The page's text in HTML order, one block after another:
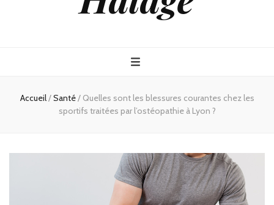
Accueil/Santé/ Quelles sont les blessures courantes chez les
sportifs traitées par l’ostéopathie à Lyon ?